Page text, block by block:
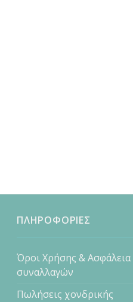
ΠΛΗΡΟΦΟΡΙΕΣ
Όροι Χρήσης & Ασφάλεια
συναλλαγών
Πωλήσεις χονδρικής